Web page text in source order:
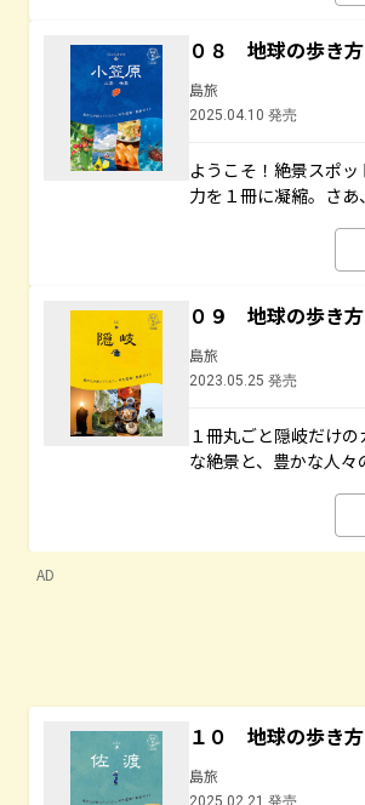
０８ 地球の歩
島旅
2025.04.10 発売
ようこそ！絶景スポ
力を１冊に凝縮。さあ
０９ 地球の歩
島旅
2023.05.25 発売
１冊丸ごと隠岐だけ
な絶景と、豊かな人々
AD
１０ 地球の歩
島旅
2025.02.21 発売